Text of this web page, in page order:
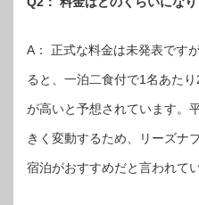
A： 正式な料金は未発表です
ると、一泊二食付で1名あた
が高いと予想されています。
きく変動するため、リーズナ
宿泊がおすすめだと言われてい